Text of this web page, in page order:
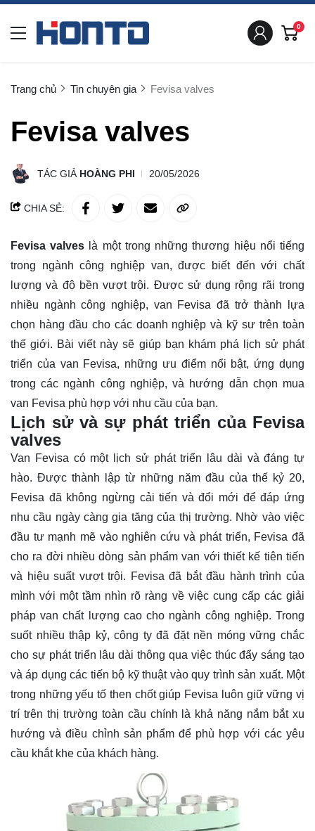
0
Trang chủ Tin chuyên gia Fevisa valves
Fevisa valves
TÁC GIẢ HOÀNG PHI 20/05/2026
CHIA SẺ:
Fevisa valves là một trong những thương hiệu nổi tiếng
trong ngành công nghiệp van, được biết đến với chất
lượng và độ bền vượt trội. Được sử dụng rộng rãi trong
nhiều ngành công nghiệp, van Fevisa đã trở thành lựa
chọn hàng đầu cho các doanh nghiệp và kỹ sư trên toàn
thế giới. Bài viết này sẽ giúp bạn khám phá lịch sử phát
triển của van Fevisa, những ưu điểm nổi bật, ứng dụng
trong các ngành công nghiệp, và hướng dẫn chọn mua
van Fevisa phù hợp với nhu cầu của bạn.
Lịch sử và sự phát triển của Fevisa
valves
Van Fevisa có một lịch sử phát triển lâu dài và đáng tự
hào. Được thành lập từ những năm đầu của thế kỷ 20,
Fevisa đã không ngừng cải tiến và đổi mới để đáp ứng
nhu cầu ngày càng gia tăng của thị trường. Nhờ vào việc
đầu tư mạnh mẽ vào nghiên cứu và phát triển, Fevisa đã
cho ra đời nhiều dòng sản phẩm van với thiết kế tiên tiến
và hiệu suất vượt trội. Fevisa đã bắt đầu hành trình của
mình với một tầm nhìn rõ ràng về việc cung cấp các giải
pháp van chất lượng cao cho ngành công nghiệp. Trong
suốt nhiều thập kỷ, công ty đã đặt nền móng vững chắc
cho sự phát triển lâu dài thông qua việc thúc đẩy sáng tạo
và áp dụng các tiến bộ kỹ thuật vào quy trình sản xuất. Một
trong những yếu tố then chốt giúp Fevisa luôn giữ vững vị
trí trên thị trường toàn cầu chính là khả năng nắm bắt xu
hướng và điều chỉnh sản phẩm để phù hợp với các yêu
cầu khắt khe của khách hàng.